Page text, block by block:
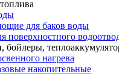
для баков воды
поверхностного
бойлеры,
нагрева
накопительные